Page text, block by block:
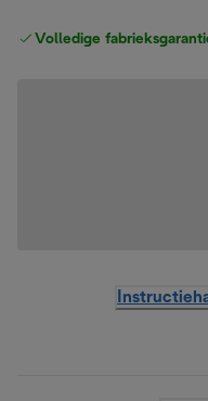
Volledige